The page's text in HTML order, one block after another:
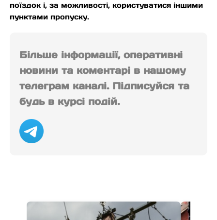
поїздок і, за можливості, користуватися іншими
пунктами пропуску.
Більше інформації, оперативні
новини та коментарі в нашому
телеграм каналі. Підписуйся та
будь в курсі подій.